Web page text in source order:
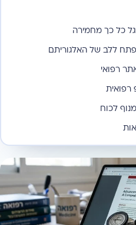
רפואי
לכוח